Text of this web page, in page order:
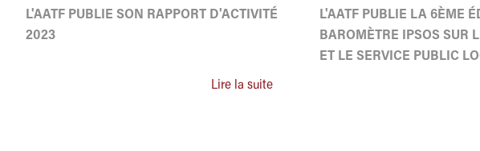
L'AATF PUBLIE SON RAPPORT D'ACTIVITÉ
2023
Lire la suite
L'AATF PUBLIE LA 6ÈME
BAROMÈTRE IPSOS SUR
ET LE SERVICE PUBLIC